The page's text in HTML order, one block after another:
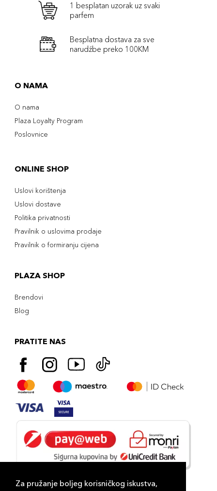
Za pružanje boljeg korisničkog iskustva,
1 besplatan uzorak uz svaki
parfem
Besplatna dostava za sve
narudźbe preko 100KM
O NAMA
O nama
Plaza Loyalty Program
Poslovnice
ONLINE SHOP
Uslovi korištenja
Uslovi dostave
Politika privatnosti
Pravilnik o uslovima prodaje
Pravilnik o formiranju cijena
PLAZA SHOP
Brendovi
Blog
PRATITE NAS